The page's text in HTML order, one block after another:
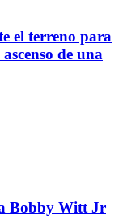
el terreno para
de una
Bobby Witt Jr